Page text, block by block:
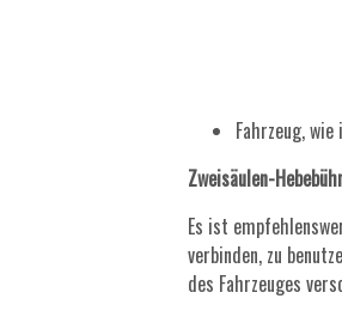
Fahrzeug,
Zweisäulen-
Es ist
verbinden, zu
des Fahrzeuges